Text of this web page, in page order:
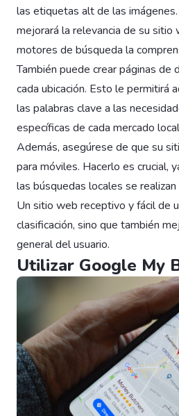
las etiquetas alt de las
mejorará la relevancia de su sitio
motores de búsqueda la
También puede crear páginas de
cada ubicación. Esto le permitirá
las palabras clave a las
específicas de cada mercado
Además, asegúrese de que su
para móviles. Hacerlo es crucial,
las búsquedas locales se
Un sitio web receptivo y fácil de
clasificación, sino que también
general del usuario.
Utilizar Google My